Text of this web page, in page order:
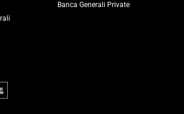
Banca Generali Private